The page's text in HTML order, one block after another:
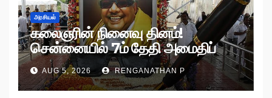
அரசியல்
கலைஞரின் நினைவு தினம்!
சென்னையில் 7ம் தேதி அமைதிப்
பேரணி!
AUG 5, 2026 RENGANATHAN P